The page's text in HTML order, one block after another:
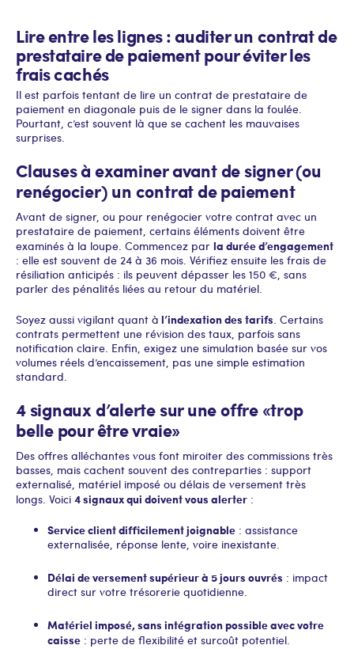
Lire entre les lignes : auditer un contrat de
prestataire de paiement pour éviter les
frais cachés
Il est parfois tentant de lire un contrat de prestataire de
paiement en diagonale puis de le signer dans la foulée.
Pourtant, c’est souvent là que se cachent les mauvaises
surprises.
Clauses à examiner avant de signer (ou
renégocier) un contrat de paiement
Avant de signer, ou pour renégocier votre contrat avec un
prestataire de paiement, certains éléments doivent être
examinés à la loupe. Commencez par la durée d’engagement
: elle est souvent de 24 à 36 mois. Vérifiez ensuite les frais de
résiliation anticipés : ils peuvent dépasser les 150 €, sans
parler des pénalités liées au retour du matériel.
Soyez aussi vigilant quant à l’indexation des tarifs. Certains
contrats permettent une révision des taux, parfois sans
notification claire. Enfin, exigez une simulation basée sur vos
volumes réels d’encaissement, pas une simple estimation
standard.
4 signaux d’alerte sur une offre « trop
belle pour être vraie »
Des offres alléchantes vous font miroiter des commissions très
basses, mais cachent souvent des contreparties : support
externalisé, matériel imposé ou délais de versement très
longs. Voici 4 signaux qui doivent vous alerter :
Service client difficilement joignable : assistance
externalisée, réponse lente, voire inexistante.
Délai de versement supérieur à 5 jours ouvrés : impact
direct sur votre trésorerie quotidienne.
Matériel imposé, sans intégration possible avec votre
caisse : perte de flexibilité et surcoût potentiel.